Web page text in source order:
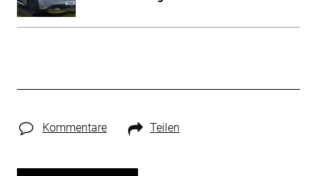
Kommentare Teilen